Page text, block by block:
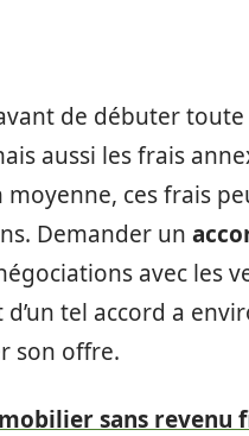
de débuter toute
aussi les frais
ces frais
Demander un
avec les
tel accord a
son offre.
sans revenu